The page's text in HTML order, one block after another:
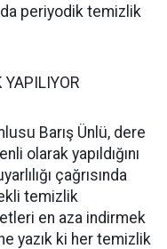
periyodik temizlik
YAPILIYOR
Barış Ünlü, dere
olarak yapıldığını
çağrısında
temizlik
en aza indirmek
yazık ki her temizlik